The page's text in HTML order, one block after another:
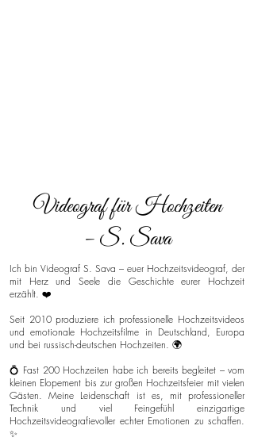
Videograf für Hochzeiten
– S. Sava
Ich bin Videograf S. Sava – euer Hochzeitsvideograf, der
mit Herz und Seele die Geschichte eurer Hochzeit
erzählt. ❤️
Seit 2010 produziere ich professionelle Hochzeitsvideos
und emotionale Hochzeitsfilme in Deutschland, Europa
und bei russisch-deutschen Hochzeiten. 🌍
💍 Fast 200 Hochzeiten habe ich bereits begleitet – vom
kleinen Elopement bis zur großen Hochzeitsfeier mit vielen
Gästen. Meine Leidenschaft ist es, mit professioneller
Technik und viel Feingefühl einzigartige
Hochzeitsvideografievoller echter Emotionen zu schaffen.
✨